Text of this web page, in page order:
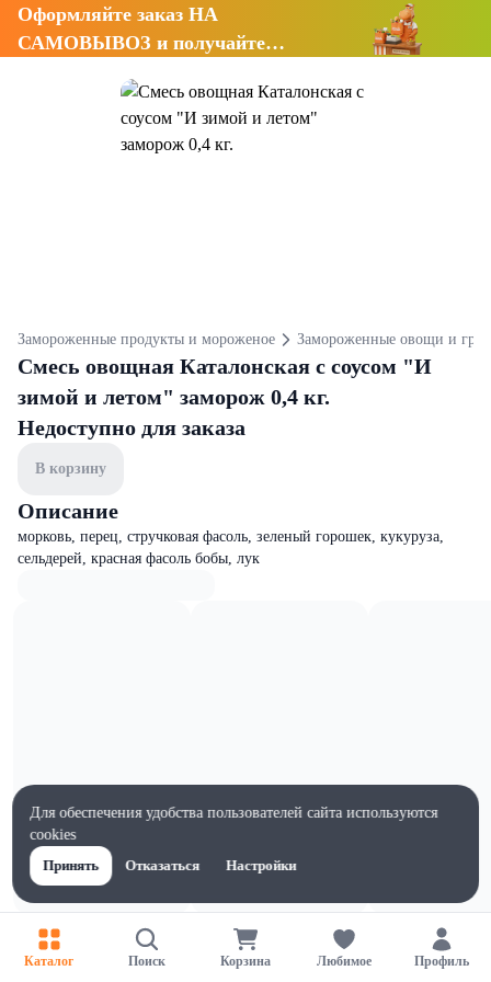
Оформляйте заказ НА
САМОВЫВОЗ и получайте
Замороженные продукты и мороженое Замороженные овощи и
Смесь овощная Каталонская с соусом "И
зимой и летом" заморож 0,4 кг.
Недоступно для заказа
В корзину
Описание
морковь, перец, стручковая фасоль, зеленый горошек, кукуруза,
сельдерей, красная фасоль бобы, лук
Характеристики
Жиры на 100г, г
Каталог Поиск Корзина Любимое Профиль
Для обеспечения удобства пользователей сайта используются
cookies
Принять
Отказаться Настройки